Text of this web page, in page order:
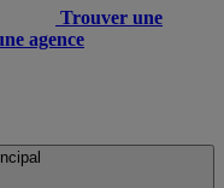
Trouver une
agence